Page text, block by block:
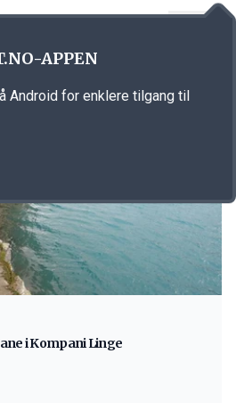
i Kompani Linge
APPEN
Android for enklere tilgang til